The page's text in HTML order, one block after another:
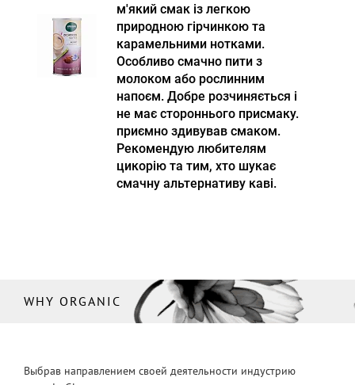
м'який смак із легкою
природною гірчинкою та
карамельними нотками.
Особливо смачно пити з
молоком або рослинним
напоєм. Добре розчиняється і
не має стороннього присмаку.
приємно здивував смаком.
Рекомендую любителям
цикорію та тим, хто шукає
смачну альтернативу каві.
WHY ORGANIC
Выбрав направлением своей деятельности индустрию